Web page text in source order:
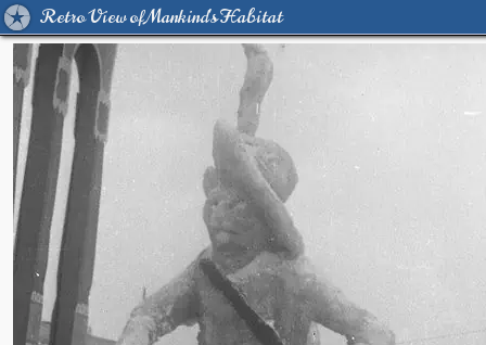
Retro View of Mankind's Habitat